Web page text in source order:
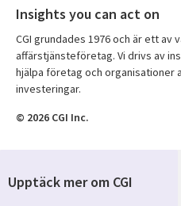
Insights you can act on
CGI grundades 1976 och är ett av
affärstjänsteföretag. Vi drivs av
hjälpa företag och organisationer
investeringar.
© 2026 CGI Inc.
Upptäck mer om CGI